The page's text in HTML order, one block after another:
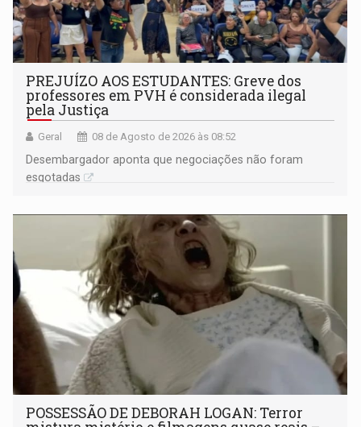
PREJUÍZO AOS ESTUDANTES: Greve dos
professores em PVH é considerada ilegal
pela Justiça
Geral 08 de Agosto de 2026 às 08:52
Desembargador aponta que negociações não foram
esgotadas
POSSESSÃO DE DEBORAH LOGAN: Terror